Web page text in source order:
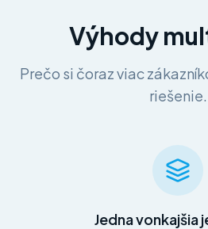
Výhody
Prečo si čoraz viac
riešenie.
Jedna vonkajšia